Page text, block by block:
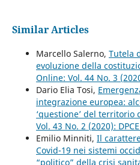
Similar Articles
Marcello Salerno, Tutela
evoluzione della
Online: Vol. 44 No. 3
Dario Elia Tosi,
integrazione europea:
‘questione’ del territorio
Vol. 43 No. 2 (2020):
Emilio Minniti, Il
Covid-19 nei sistemi
“politico” della crisi